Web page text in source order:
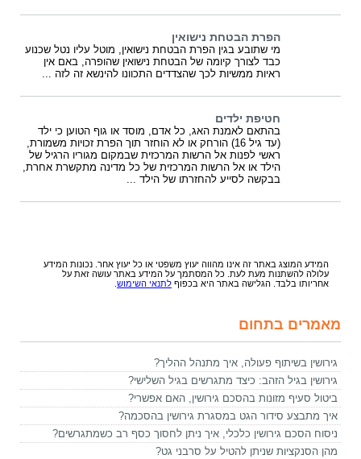
הפרת הבטחת נישואין
מי שתובע בגין הפרת הבטחת נישואין, מוטל עליו נטל שכנוע
כבד לצורך קיומה של הבטחת נישואין שהופרה, באם אין
ראיות ממשיות לכך שהצדדים התכוונו להינשא זה לזה ...
חטיפת ילדים
בהתאם לאמנת האג, כל אדם, מוסד או גוף הטוען כי ילד
(עד גיל 16) הורחק או לא הוחזר תוך הפרת זכויות משמורת,
ראשי לפנות אל הרשות המרכזית שבמקום מגוריו הרגיל של
הילד או אל הרשות המרכזית של כל מדינה מתקשרת אחרת,
בבקשה לסייע להחזרתו של הילד ...
המידע המוצג באתר זה אינו מהווה יעוץ משפטי או כל יעוץ אחר. נכונות המידע
עלולה להשתנות מעת לעת. כל המסתמך על המידע באתר עושה זאת על
אחריותו בלבד. הגלישה באתר היא בכפוף לתנאי השימוש
מאמרים בתחום
גירושין בשיתוף פעולה, איך מתנהל ההליך?
גירושין בגיל הזהב: כיצד מתגרשים בגיל השלישי?
ביטול סעיף מזונות בהסכם גירושין, האם אפשרי?
איך מתבצע סידור הגט במסגרת גירושין בהסכמה?
ניסוח הסכם גירושין כלכלי, איך ניתן לחסוך כסף רב כשמתגרשים?
מהן הסנקציות שניתן להטיל על סרבני גט?